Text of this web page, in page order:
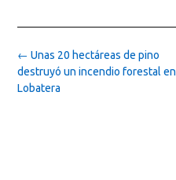
Post
navigation
← Unas 20 hectáreas de pino
destruyó un incendio forestal en
Lobatera